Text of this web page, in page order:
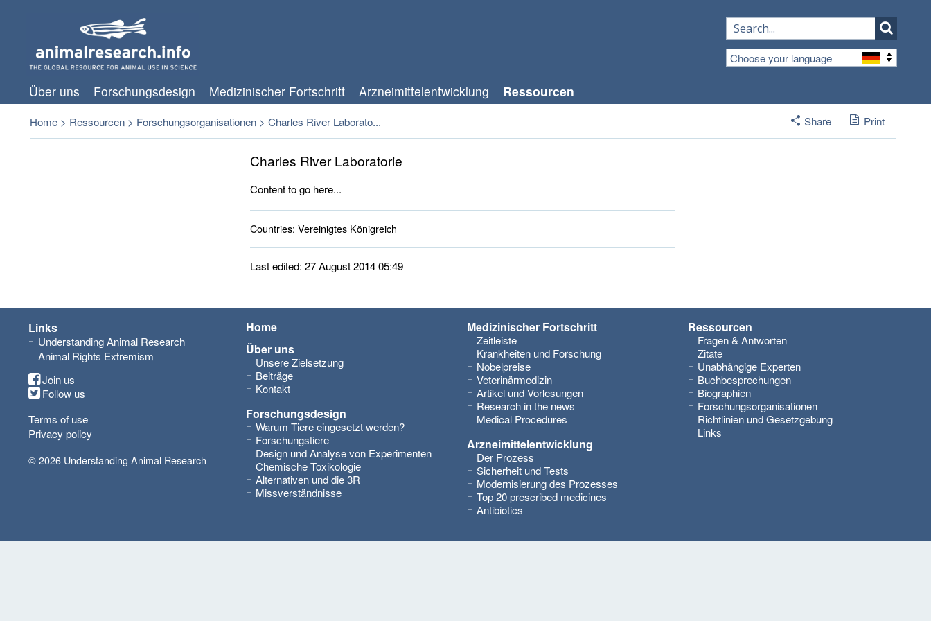
Choose your language
Über uns Forschungsdesign Medizinischer Fortschritt Arzneimittelentwicklung Ressourcen
Home > Ressourcen > Forschungsorganisationen > Charles River Laborato... Share Print
Charles River Laboratorie
Content to go here...
Countries: Vereinigtes Königreich
Last edited: 27 August 2014 05:49
Links
Understanding Animal Research
Animal Rights Extremism
Join us
Follow us
Terms of use
Privacy policy
© 2026 Understanding Animal Research
Home
Über uns
Unsere Zielsetzung
Beiträge
Kontakt
Forschungsdesign
Warum Tiere eingesetzt werden?
Forschungstiere
Design und Analyse von Experimenten
Chemische Toxikologie
Alternativen und die 3R
Missverständnisse
Medizinischer Fortschritt
Zeitleiste
Krankheiten und Forschung
Nobelpreise
Veterinärmedizin
Artikel und Vorlesungen
Research in the news
Medical Procedures
Arzneimittelentwicklung
Der Prozess
Sicherheit und Tests
Modernisierung des Prozesses
Top 20 prescribed medicines
Antibiotics
Ressourcen
Fragen & Antworten
Zitate
Unabhängige Experten
Buchbesprechungen
Biographien
Forschungsorganisationen
Richtlinien und Gesetzgebung
Links